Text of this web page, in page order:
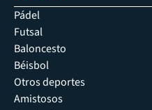
Pádel
Futsal
Baloncesto
Béisbol
Otros deportes
Amistosos